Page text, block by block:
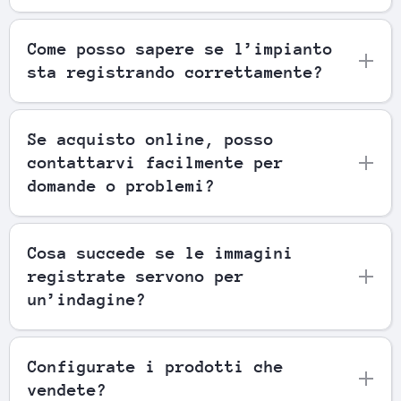
Come posso sapere se l’impianto
sta registrando correttamente?
Se acquisto online, posso
contattarvi facilmente per
domande o problemi?
Cosa succede se le immagini
registrate servono per
un’indagine?
Configurate i prodotti che
vendete?